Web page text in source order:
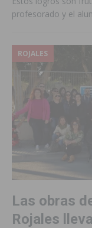
profesorado y el
ROJALES
Las obras
Rojales